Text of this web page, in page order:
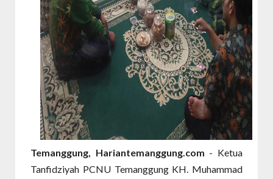
Temanggung, Hariantemanggung.com - Ketua
Tanfidziyah PCNU Temanggung KH. Muhammad